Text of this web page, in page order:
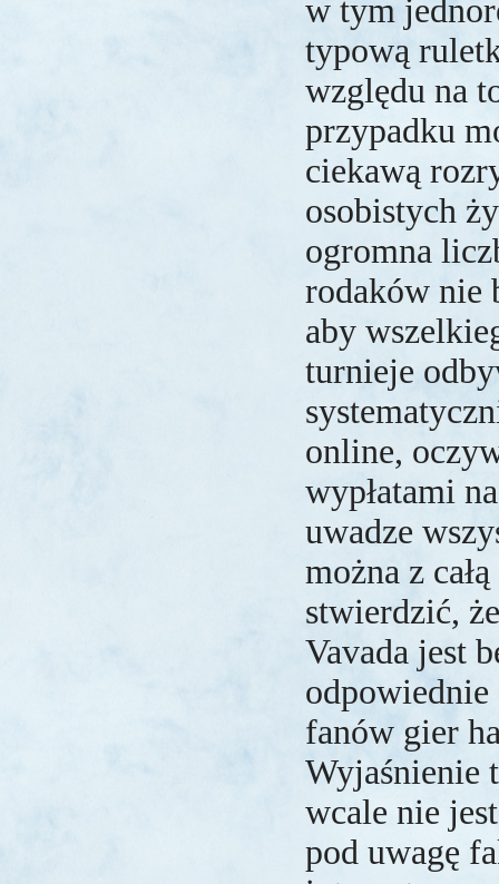
w tym
typową
względu na
przypadku
ciekawą
osobistych
ogromna
rodaków nie
aby
turnieje
online,
wypłatami
uwadze
można z
stwierdzić,
Vavada jest
fanów gier
Wyjaśnienie
wcale nie
pod uwagę